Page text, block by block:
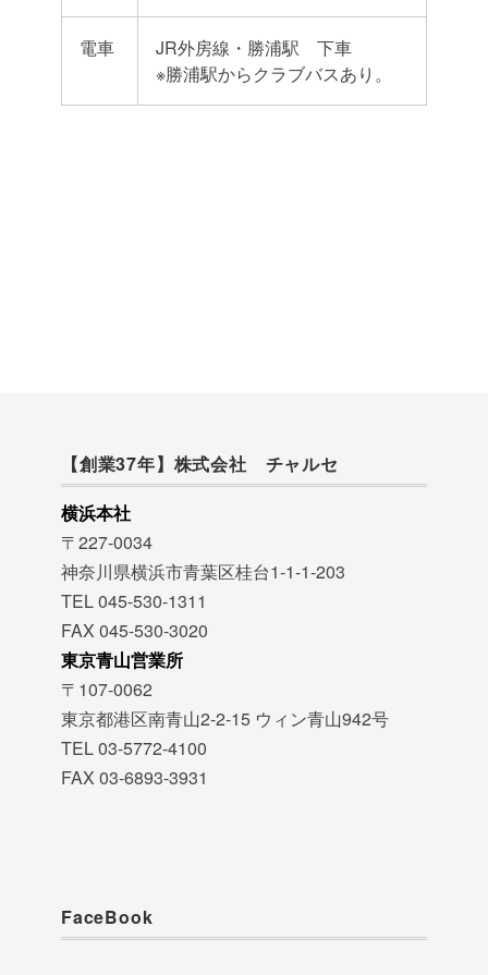
電車
JR外房線・勝浦駅 下車
※勝浦駅からクラブバスあり。
【創業37年】株式会社 チャルセ
横浜本社
〒227-0034
神奈川県横浜市青葉区桂台1-1-1-203
TEL 045-530-1311
FAX 045-530-3020
東京青山営業所
〒107-0062
東京都港区南青山2-2-15 ウィン青山942号
TEL 03-5772-4100
FAX 03-6893-3931
FaceBook